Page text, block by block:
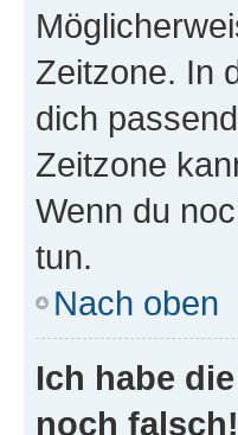
Zeitzone. In
dich
Zeitzone
Wenn du
tun.
Nach oben
Ich habe
noch falsch!